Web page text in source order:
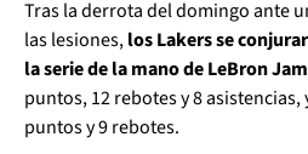
Tras la derrota del domingo ante
las lesiones,los Lakers se
la serie de la mano de LeBron
puntos, 12 rebotes y 8 asistencias,
puntos y 9 rebotes.